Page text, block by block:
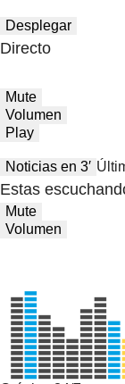
Desplegar
Directo
Mute
Volumen
Play
Noticias en 3′
Estas
Mute
Volumen